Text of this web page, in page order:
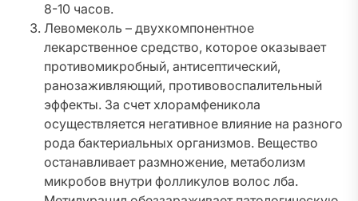
8-10 часов.
Левомеколь – двухкомпонентное
лекарственное средство, которое оказывает
противомикробный, антисептический,
ранозаживляющий, противовоспалительный
эффекты. За счет хлорамфеникола
осуществляется негативное влияние на разного
рода бактериальных организмов. Вещество
останавливает размножение, метаболизм
микробов внутри фолликулов волос лба.